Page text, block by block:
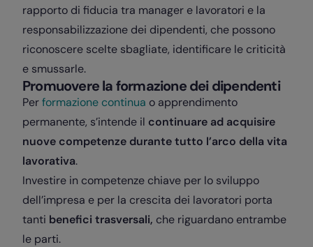
rapporto di fiducia tra manager e lavoratori e la
responsabilizzazione dei dipendenti, che possono
riconoscere scelte sbagliate, identificare le criticità
e smussarle.
Promuovere la formazione dei dipendenti
Performazione continua o apprendimento
permanente, s’intende il continuare ad acquisire
nuove competenze durante tutto l’arco della vita
lavorativa.
Investire in competenze chiave per lo sviluppo
dell’impresa e per la crescita dei lavoratori porta
tanti benefici trasversali, che riguardano entrambe
le parti.